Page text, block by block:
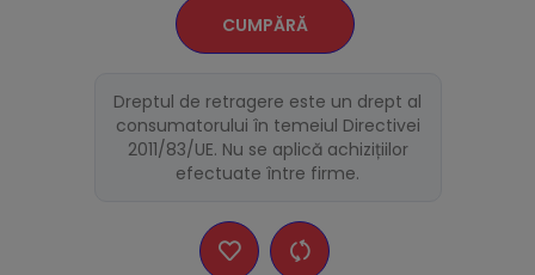
CUMPĂRĂ
Dreptul de retragere este un drept al
consumatorului în temeiul Directivei
2011/83/UE. Nu se aplică achizițiilor
efectuate între firme.